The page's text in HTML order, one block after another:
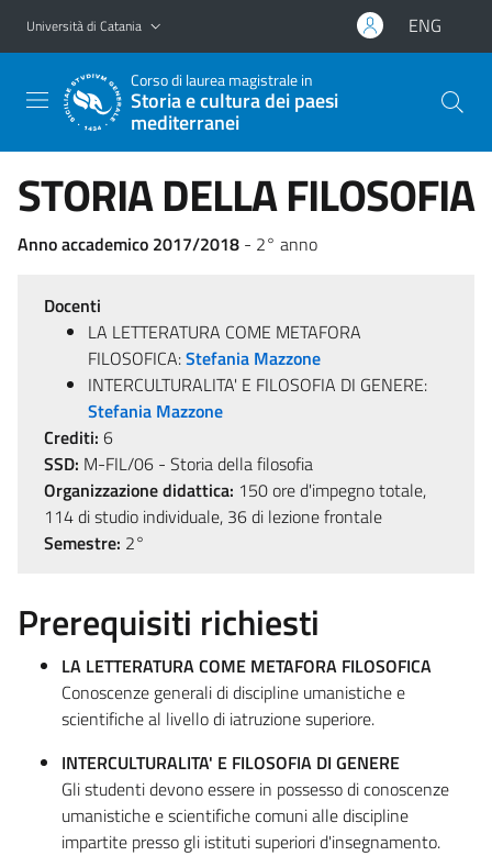
Vai al contenuto principale
Vai al menu di navigazione
Università di Catania ENG
Corso di laurea magistrale in
Storia e cultura dei paesi
mediterranei
STORIA DELLA FILOSOFIA
Anno accademico 2017/2018 - 2° anno
Docenti
LA LETTERATURA COME METAFORA
FILOSOFICA:Stefania Mazzone
INTERCULTURALITA' E FILOSOFIA DI GENERE:
Stefania Mazzone
Crediti: 6
SSD: M-FIL/06 - Storia della filosofia
Organizzazione didattica: 150 ore d'impegno totale,
114 di studio individuale, 36 di lezione frontale
Semestre: 2°
Prerequisiti richiesti
LA LETTERATURA COME METAFORA FILOSOFICA
Conoscenze generali di discipline umanistiche e
scientifiche al livello di iatruzione superiore.
INTERCULTURALITA' E FILOSOFIA DI GENERE
Gli studenti devono essere in possesso di conoscenze
umanistiche e scientifiche comuni alle discipline
impartite presso gli istituti superiori d'insegnamento.